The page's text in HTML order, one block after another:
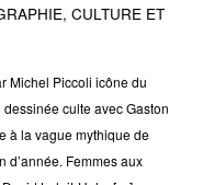
CULTURE ET
Michel Piccoli icône du
culte avec Gaston
à la vague mythique de
d’année. Femmes aux